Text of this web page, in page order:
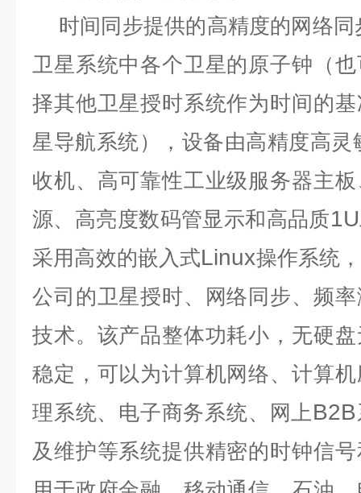
时间同步提供的高精度的网络
卫星系统中各个卫星的原子钟（
择其他卫星授时系统作为时间的
星导航系统），设备由高精度高灵
收机、高可靠性工业级服务器主
源、高亮度数码管显示和高品质1U
采用高效的嵌入式Linux操作系统
公司的卫星授时、网络同步、频
技术。该产品整体功耗小，无硬
稳定，可以为计算机网络、计算
理系统、电子商务系统、网上B2B
及维护等系统提供精密的时钟信